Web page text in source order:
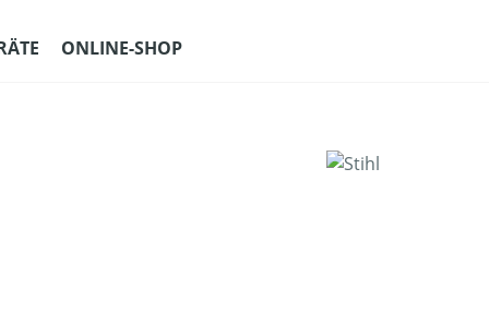
ONLINE-SHOP